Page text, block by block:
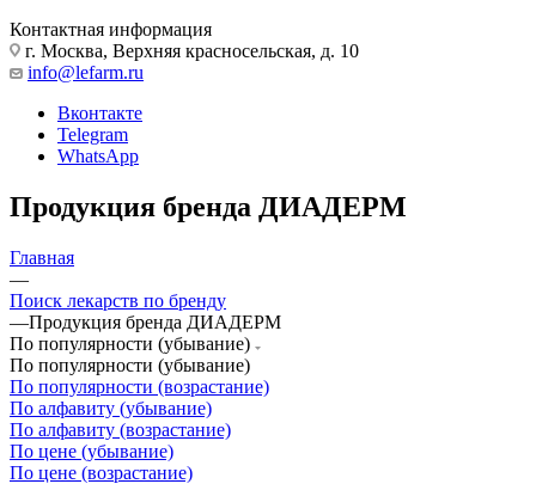
Контактная информация
г. Москва, Верхняя красносельская, д. 10
info@lefarm.ru
Вконтакте
Telegram
WhatsApp
Продукция бренда ДИАДЕРМ
Главная
—
Поиск лекарств по бренду
—Продукция бренда ДИАДЕРМ
По популярности (убывание)
По популярности (убывание)
По популярности (возрастание)
По алфавиту (убывание)
По алфавиту (возрастание)
По цене (убывание)
По цене (возрастание)